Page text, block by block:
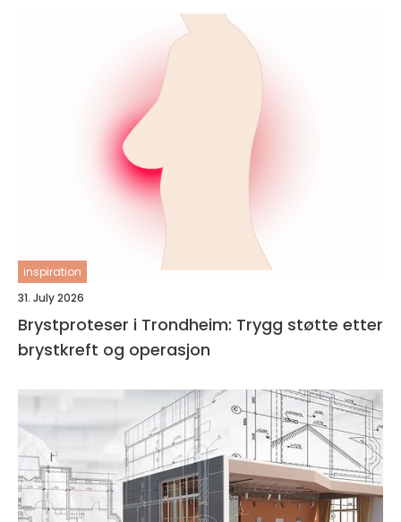
inspiration
31. July 2026
Brystproteser i Trondheim: Trygg støtte etter
brystkreft og operasjon